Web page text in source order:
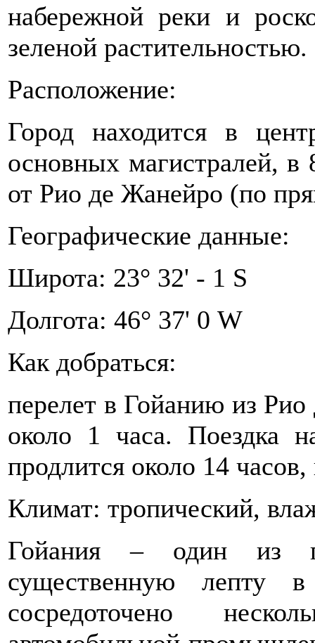
набережной реки и
зеленой растительностью.
Расположение:
Город находится в
основных магистралей,
от Рио де Жанейро (по
Географические данные:
Широта: 23° 32' - 1 S
Долгота: 46° 37' 0 W
Как добраться:
перелет в Гойанию из
около 1 часа. Поездка
продлится около 14
Климат: тропический,
Гойания – один из
существенную лепту
сосредоточено